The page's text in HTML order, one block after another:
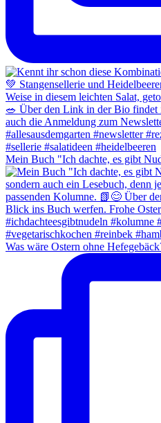
Mein Buch "Ich dachte, es gibt
Was wäre Ostern ohne